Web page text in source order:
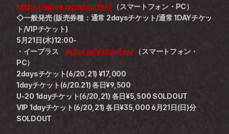
https://eplus.jp/yatsuifes/ （スマートフォン・PC）
◇一般発売 (販売券種：通常 2daysチケット/通常 1DAYチケッ
ト/VIPチケット)
5月21日(木)12:00-
・イープラス eplus.jp/yatsuifes/ （スマートフォン・
PC）
2daysチケット(6/20,21) ¥17,000
1dayチケット(6/20.21) 各日¥9,500
U-20 1dayチケット(6/20,21) 各日¥5,500 SOLDOUT
VIP 1dayチケット(6/20,21) 各日¥35,000 6月21日(日)分
SOLDOUT